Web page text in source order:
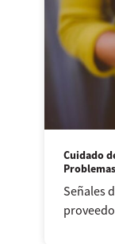
Cuidado
Señales